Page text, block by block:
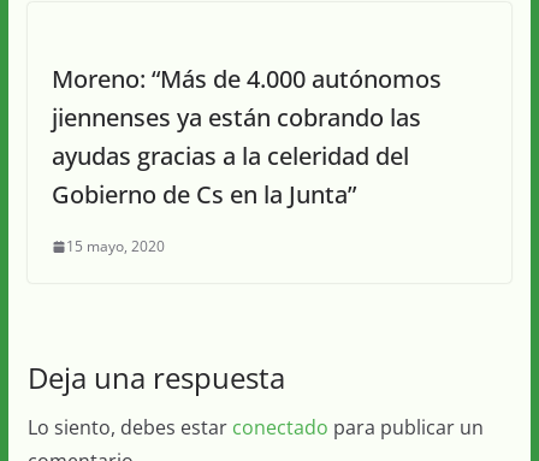
Moreno: “Más de 4.000 autónomos
jiennenses ya están cobrando las
ayudas gracias a la celeridad del
Gobierno de Cs en la Junta”
15 mayo, 2020
Deja una respuesta
Lo siento, debes estar conectado para publicar un